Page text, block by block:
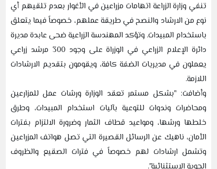
تنفي وزارة الزراعة اتهامات مزراعين في الأغوار بعدم تلقيهم أي
نوع من الارشاد والنصح في طريقة عملهم، خصوصاً فيما يتعلق
باستخدام المبيدات. وتؤكد المهندسة الزراعية ضحى عابدة مديرة
دائرة الإعلام الزراعي في الوزراة على وجود 300 مرشد زراعي
يعملون في مديريات الضفة كافة، ويقومون بتقديم الارشادات
اللازمة.
وأضافت: "بشكل مستمر تعقد الوزارة ورشات عمل للمزارعين
ومحاضرات وندوات للتوعية بآليات استخدام المبيدات، وطرق
خلطها ورشها، ومواعيد قطاف الثمار وضرورة الالتزام بفترات
الأمان، ناهيك عن الرسائل القصيرة التي تصل هواتف المزراعين
وتشمل ارشادات لهم خصوصاً في فترات الصقيع والظروف